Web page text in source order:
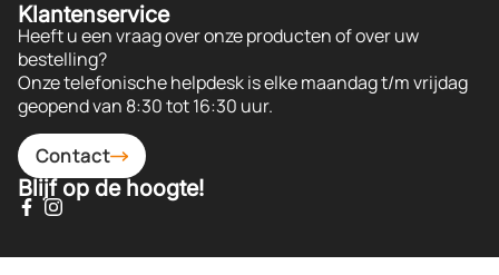
Klantenservice
Heeft u een vraag over onze producten of over uw
bestelling?
Onze telefonische helpdesk is elke maandag t/m vrijdag
geopend van 8:30 tot 16:30 uur.
Contact
Blijf op de hoogte!